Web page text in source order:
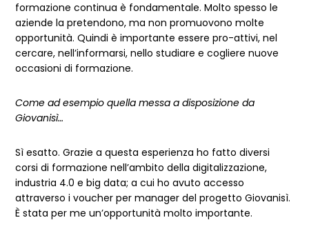
formazione continua è fondamentale. Molto spesso le
aziende la pretendono, ma non promuovono molte
opportunità. Quindi è importante essere pro-attivi, nel
cercare, nell’informarsi, nello studiare e cogliere nuove
occasioni di formazione.
Come ad esempio quella messa a disposizione da
Giovanisì…
Sì esatto. Grazie a questa esperienza ho fatto diversi
corsi di formazione nell’ambito della digitalizzazione,
industria 4.0 e big data; a cui ho avuto accesso
attraverso i voucher per manager del progetto Giovanisì.
È stata per me un’opportunità molto importante.